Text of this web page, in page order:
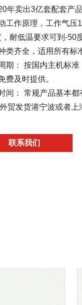
年卖出3亿套配套产品
工作原理，工作气压
耐低温要求可到-50
类齐全，适用所有标
期： 按国内主机标准
费及时提供。
间： 常规产品基本
贸发货港宁波或者上
联系我们